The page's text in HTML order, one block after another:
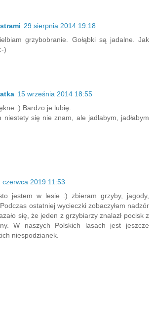
29 sierpnia 2014 19:18
grzybobranie. Gołąbki są jadalne. Jak
)
15 września 2014 18:55
:) Bardzo je lubię.
niestety się nie znam, ale jadłabym, jadłabym
czerwca 2019 11:53
jestem w lesie :) zbieram grzyby, jagody,
ostatniej wycieczki zobaczyłam nadzór
się, że jeden z grzybiarzy znalazł pocisk z
W naszych Polskich lasach jest jeszcze
niespodzianek.